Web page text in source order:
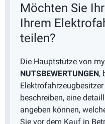
Möchten Sie
Ihrem
teilen?
Die Hauptstütze von
NUTSBEWERTUNGEN,
beschreiben, eine
angeben können,
Sie vor dem Kauf in